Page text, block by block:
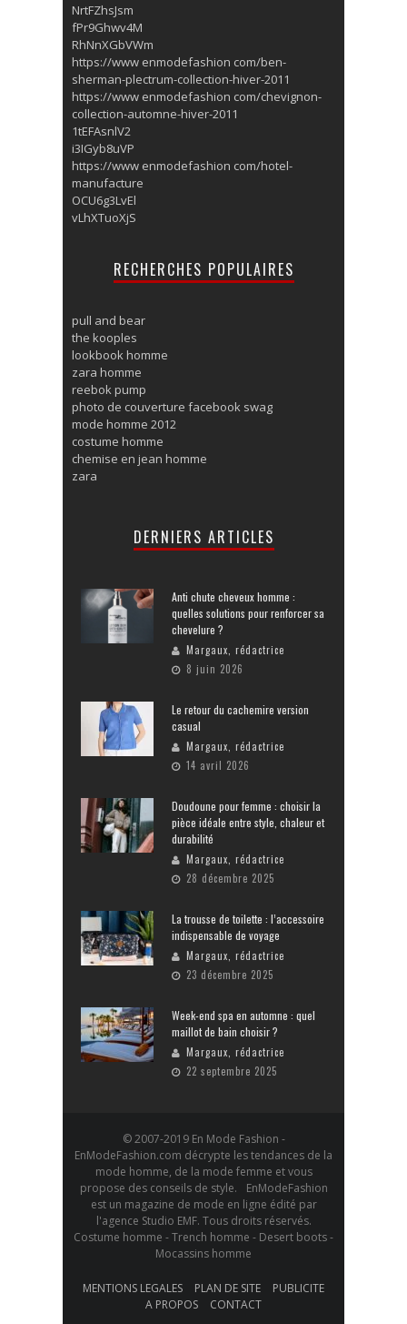
NrtFZhsJsm
fPr9Ghwv4M
RhNnXGbVWm
https://www enmodefashion com/ben-
sherman-plectrum-collection-hiver-2011
https://www enmodefashion com/chevignon-
collection-automne-hiver-2011
1tEFAsnlV2
i3IGyb8uVP
https://www enmodefashion com/hotel-
manufacture
OCU6g3LvEl
vLhXTuoXjS
RECHERCHES POPULAIRES
pull and bear
the kooples
lookbook homme
zara homme
reebok pump
photo de couverture facebook swag
mode homme 2012
costume homme
chemise en jean homme
zara
DERNIERS ARTICLES
Anti chute cheveux homme :
quelles solutions pour renforcer sa
chevelure ?
Margaux, rédactrice
8 juin 2026
Le retour du cachemire version
casual
Margaux, rédactrice
14 avril 2026
Doudoune pour femme : choisir la
pièce idéale entre style, chaleur et
durabilité
Margaux, rédactrice
28 décembre 2025
La trousse de toilette : l’accessoire
indispensable de voyage
Margaux, rédactrice
23 décembre 2025
Week-end spa en automne : quel
maillot de bain choisir ?
Margaux, rédactrice
22 septembre 2025
© 2007-2019 En Mode Fashion -
EnModeFashion.com décrypte les tendances de la
mode homme, de la mode femme et vous
propose des conseils de style. EnModeFashion
est un magazine de mode en ligne édité par
l'agence Studio EMF. Tous droits réservés.
Costume homme - Trench homme - Desert boots -
Mocassins homme
MENTIONS LEGALES PLAN DE SITE
PUBLICITE
A PROPOS
CONTACT